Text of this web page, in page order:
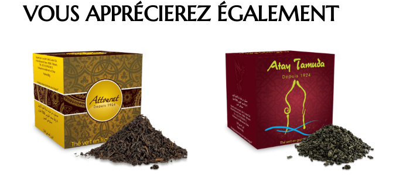
VOUS APPRÉCIEREZ ÉGALEMENT